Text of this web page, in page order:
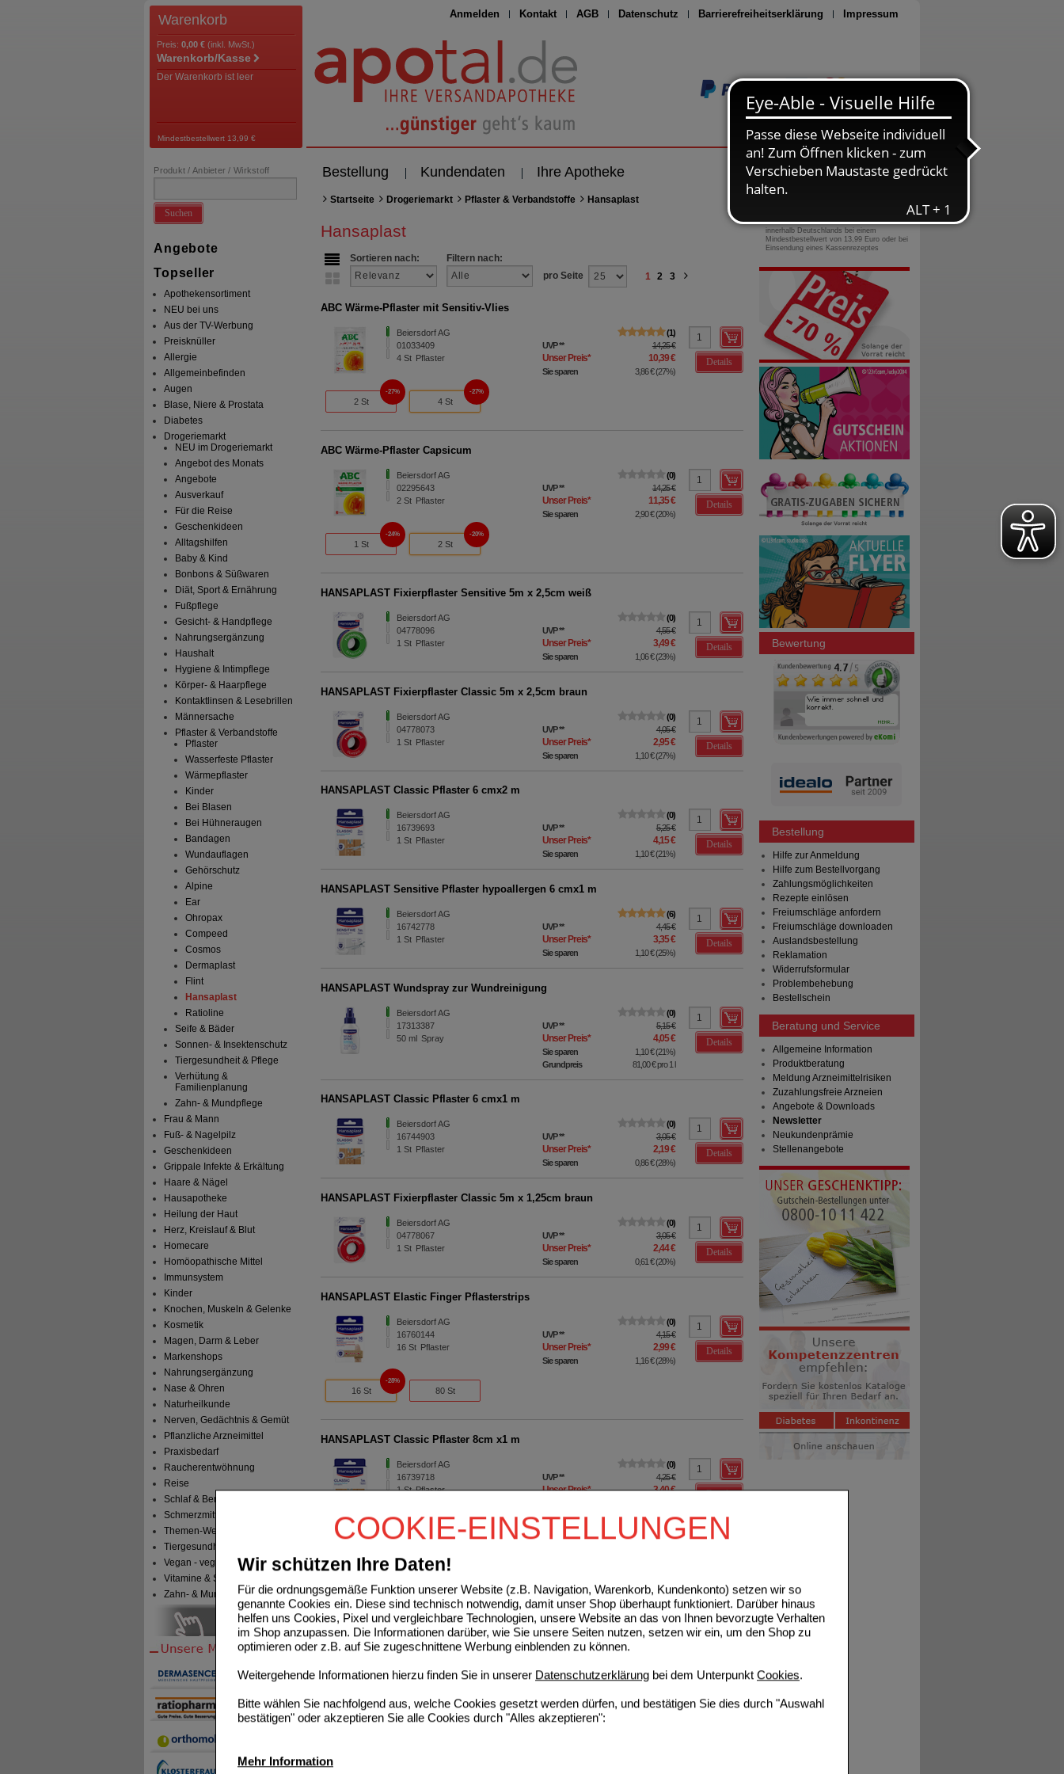
COOKIE-EINSTELLUNGEN
Wir schützen Ihre Daten!
Für die ordnungsgemäße Funktion unserer Website (z.B. Navigation, Warenkorb, Kundenkonto) setzen wir so
genannte Cookies ein. Diese sind technisch notwendig, damit unser Shop überhaupt funktioniert. Darüber hinaus
helfen uns Cookies, Pixel und vergleichbare Technologien, unsere Website an das von Ihnen bevorzugte Verhalten
im Shop anzupassen. Die Informationen darüber, wie Sie unsere Seiten nutzen, setzen wir ein, um den Shop zu
optimieren oder z.B. auf Sie zugeschnittene Werbung einblenden zu können.
Weitergehende Informationen hierzu finden Sie in unserer Datenschutzerklärung bei dem Unterpunkt Cookies.
Bitte wählen Sie nachfolgend aus, welche Cookies gesetzt werden dürfen, und bestätigen Sie dies durch "Auswahl
bestätigen" oder akzeptieren Sie alle Cookies durch "Alles akzeptieren":
Mehr Information
Anmelden Kontakt AGB Datenschutz Barrierefreiheitserklärung Impressum
Seite drucken
Warenkorb
Preis: 0,00 € (inkl. MwSt.)
Warenkorb/Kasse
Der Warenkorb ist leer
Mindestbestellwert 13,99 €
Bestellung Kundendaten Ihre Apotheke
Produkt / Anbieter / Wirkstoff
Suchen
Angebote
Topseller
Apothekensortiment
NEU bei uns
Aus der TV-Werbung
Preisknüller
Allergie
Allgemeinbefinden
Augen
Blase, Niere & Prostata
Diabetes
Drogeriemarkt
NEU im Drogeriemarkt
Angebot des Monats
Angebote
Ausverkauf
Für die Reise
Geschenkideen
Alltagshilfen
Baby & Kind
Bonbons & Süßwaren
Diät, Sport & Ernährung
Fußpflege
Gesicht- & Handpflege
Nahrungsergänzung
Haushalt
Hygiene & Intimpflege
Körper- & Haarpflege
Kontaktlinsen & Lesebrillen
Männersache
Pflaster & Verbandstoffe
Pflaster
Wasserfeste Pflaster
Wärmepflaster
Kinder
Bei Blasen
Bei Hühneraugen
Bandagen
Wundauflagen
Gehörschutz
Alpine
Ear
Ohropax
Compeed
Cosmos
Dermaplast
Flint
Hansaplast
Ratioline
Seife & Bäder
Sonnen- & Insektenschutz
Tiergesundheit & Pflege
Verhütung &
Familienplanung
Zahn- & Mundpflege
Frau & Mann
Fuß- & Nagelpilz
Geschenkideen
Grippale Infekte & Erkältung
Haare & Nägel
Hausapotheke
Heilung der Haut
Herz, Kreislauf & Blut
Homecare
Homöopathische Mittel
Immunsystem
Kinder
Knochen, Muskeln & Gelenke
Kosmetik
Magen, Darm & Leber
Markenshops
Nahrungsergänzung
Nase & Ohren
Naturheilkunde
Nerven, Gedächtnis & Gemüt
Pflanzliche Arzneimittel
Praxisbedarf
Raucherentwöhnung
Reise
Schlaf & Beruhigung
Schmerzmittel
Themen-Welten
Tiergesundheit & Tierbedarf
Vegan - vegetarisch
Vitamine & Sport
Zahn- & Mundpflege
Startseite Drogeriemarkt Pflaster & Verbandstoffe Hansaplast
Hansaplast
Sortieren nach:
Filtern nach:
pro Seite
1 2 3
ABC Wärme-Pflaster mit Sensitiv-Vlies
Beiersdorf AG
01033409
4St Pflaster
1
UVP** 14,25 €
Unser Preis* 10,39 €
Sie sparen 3,86 €(27%)
Details
2 St
27%
4 St
27%
ABC Wärme-Pflaster Capsicum
Beiersdorf AG
02295643
2St Pflaster
0
UVP** 14,25 €
Unser Preis* 11,35 €
Sie sparen 2,90 €(20%)
Details
1 St
24%
2 St
20%
HANSAPLAST Fixierpflaster Sensitive 5m x 2,5cm weiß
Beiersdorf AG
04778096
1St Pflaster
0
UVP** 4,55 €
Unser Preis* 3,49 €
Sie sparen 1,06 €(23%)
Details
HANSAPLAST Fixierpflaster Classic 5m x 2,5cm braun
Beiersdorf AG
04778073
1St Pflaster
0
UVP** 4,05 €
Unser Preis* 2,95 €
Sie sparen 1,10 €(27%)
Details
HANSAPLAST Classic Pflaster 6 cmx2 m
Beiersdorf AG
16739693
1St Pflaster
0
UVP** 5,25 €
Unser Preis* 4,15 €
Sie sparen 1,10 €(21%)
Details
HANSAPLAST Sensitive Pflaster hypoallergen 6 cmx1 m
Beiersdorf AG
16742778
1St Pflaster
6
UVP** 4,45 €
Unser Preis* 3,35 €
Sie sparen 1,10 €(25%)
Details
HANSAPLAST Wundspray zur Wundreinigung
Beiersdorf AG
17313387
50 ml Spray
0
UVP** 5,15 €
Unser Preis* 4,05 €
Sie sparen 1,10 €(21%)
Grundpreis
81,00 €pro 1 l
Details
HANSAPLAST Classic Pflaster 6 cmx1 m
Beiersdorf AG
16744903
1St Pflaster
0
UVP** 3,05 €
Unser Preis* 2,19 €
Sie sparen 0,86 €(28%)
Details
HANSAPLAST Fixierpflaster Classic 5m x 1,25cm braun
Beiersdorf AG
04778067
1St Pflaster
0
UVP** 3,05 €
Unser Preis* 2,44 €
Sie sparen 0,61 €(20%)
Details
HANSAPLAST Elastic Finger Pflasterstrips
Beiersdorf AG
16760144
16St Pflaster
0
UVP** 4,15 €
Unser Preis* 2,99 €
Sie sparen 1,16 €(28%)
Details
16 St
28%
80 St
HANSAPLAST Classic Pflaster 8cm x1 m
Beiersdorf AG
16739718
1St Pflaster
0
UVP** 4,25 €
Unser Preis* 3,40 € Details
HANSAPLAST Classic Pflaster 6 cmx5 m
Beiersdorf AG
1St Pflaster
Details
HANSAPLAST Anti-Hornhaut Intensiv-Creme Foot Exp.
09280811
UVP** 7,95 €
Sie sparen 1,59 €(20%)
Grundpreis
0800-10 11 422
gebührenfreie Rufnummer
innerhalb Deutschlands bei einem
Mindestbestellwert von 13,99 Euro oder bei
Einsendung eines Kassenrezeptes
Bewertung
Bestellung
Hilfe zur Anmeldung
Hilfe zum Bestellvorgang
Zahlungsmöglichkeiten
Rezepte einlösen
Freiumschläge anfordern
Freiumschläge downloaden
Auslandsbestellung
Reklamation
Widerrufsformular
Problembehebung
Bestellschein
Beratung und Service
Allgemeine Information
Produktberatung
Meldung Arzneimittelrisiken
Zuzahlungsfreie Arzneien
Angebote & Downloads
Newsletter
Neukundenprämie
Stellenangebote